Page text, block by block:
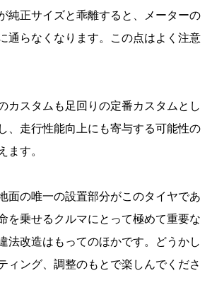
純正サイズと乖離すると、メーターの
通らなくなります。この点はよく注意
カスタムも足回りの定番カスタムとし
、走行性能向上にも寄与する可能性の
ます。
面の唯一の設置部分がこのタイヤであ
を乗せるクルマにとって極めて重要な
法改造はもってのほかです。どうかし
ィング、調整のもとで楽しんでくださ